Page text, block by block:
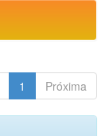
1 Próxima